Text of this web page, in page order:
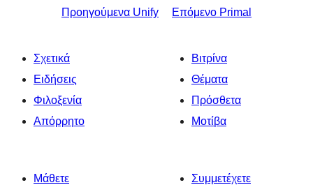
Προηγούμενα Unify Επόμενο Primal
Σχετικά
Ειδήσεις
Φιλοξενία
Απόρρητο
Βιτρίνα
Θέματα
Πρόσθετα
Μοτίβα
Μάθετε
Συμμετέχετε